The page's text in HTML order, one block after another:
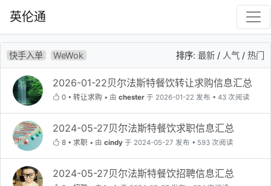
英伦通
快手入单 WeWok 排序: 最新 / 人气 / 热门
2026-01-22贝尔法斯特餐饮转让求购信息汇总
0 • 转让求购 • 由 chester 于 2026-01-22 发布 • 43 次阅读
2024-05-27贝尔法斯特餐饮求职信息汇总
8 • 求职 • 由 cindy 于 2024-05-27 发布 • 593 次阅读
2024-05-27贝尔法斯特餐饮招聘信息汇总